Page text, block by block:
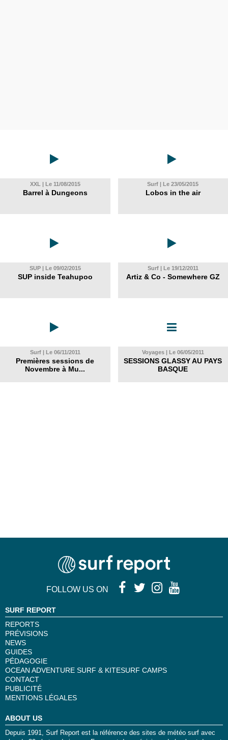
XXL | Le 11/08/2015
Barrel à Dungeons
Surf | Le 23/05/2015
Lobos in the air
SUP | Le 09/02/2015
SUP inside Teahupoo
Surf | Le 19/12/2011
Artiz & Co - Somewhere GZ
Surf | Le 06/11/2011
Premières sessions de
Novembre à Mu...
Voyages | Le 06/05/2011
SESSIONS GLASSY AU PAYS
BASQUE
FOLLOW US ON
SURF REPORT
REPORTS
PRÉVISIONS
NEWS
GUIDES
PÉDAGOGIE
OCEAN ADVENTURE SURF & KITESURF CAMPS
CONTACT
PUBLICITÉ
MENTIONS LÉGALES
ABOUT US
Depuis 1991, Surf Report est la référence des sites de météo surf avec